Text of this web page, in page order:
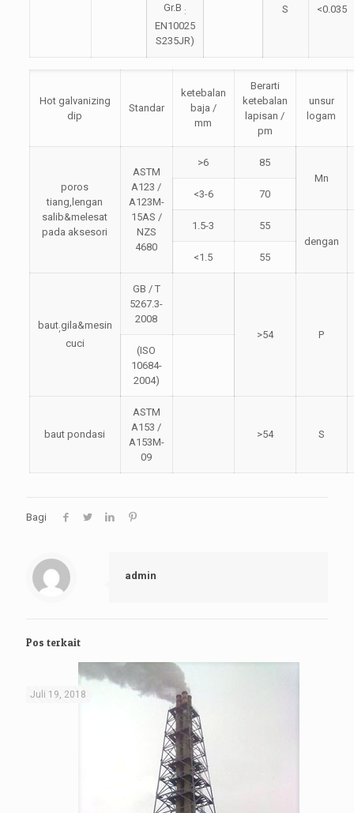
Gr.B :
EN10025
S235JR)
S <0.035
Hot galvanizing
dip
Standar
ketebalan
baja /
mm
Berarti
ketebalan
lapisan /
pm
unsur
logam
poros
tiang,lengan
salib&melesat
pada aksesori
ASTM
A123 /
A123M-
15AS /
NZS
4680
>6
85
Mn
<3-6
70
1.5-3
55
dengan
<1.5
55
baut;gila&mesin
cuci
GB / T
5267.3-
2008
>54
P
(ISO
10684-
2004)
baut pondasi
ASTM
A153 /
A153M-
09
>54 S
Bagi
admin
Pos terkait
Juli 19, 2018